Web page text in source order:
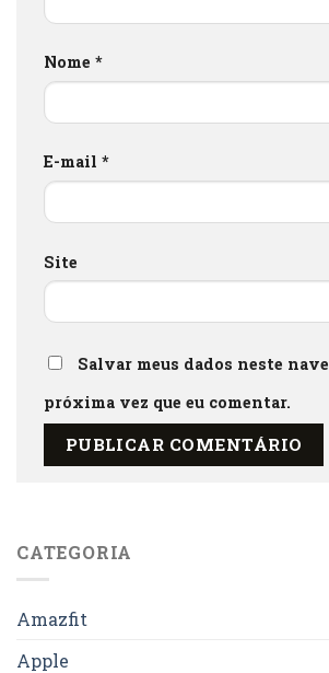
Nome *
E-mail *
Site
Salvar meus dados neste
próxima vez que eu comentar.
CATEGORIA
Amazfit
Apple